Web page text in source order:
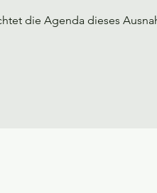
die Agenda dieses